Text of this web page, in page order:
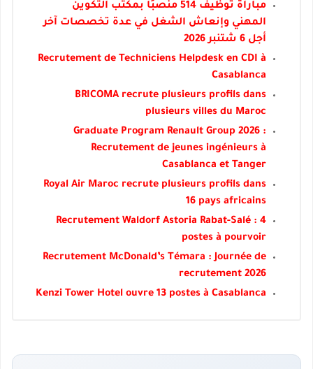
مباراة توظيف 514 منصبًا بمكتب التكوين
المهني وإنعاش الشغل في عدة تخصصات آخر
أجل 6 شتنبر 2026
Recrutement de Techniciens Helpdesk en CDI à
Casablanca
BRICOMA recrute plusieurs profils dans
plusieurs villes du Maroc
Graduate Program Renault Group 2026 :
Recrutement de jeunes ingénieurs à
Casablanca et Tanger
Royal Air Maroc recrute plusieurs profils dans
16 pays africains
Recrutement Waldorf Astoria Rabat-Salé : 4
postes à pourvoir
Recrutement McDonald’s Témara : Journée de
recrutement 2026
Kenzi Tower Hotel ouvre 13 postes à Casablanca